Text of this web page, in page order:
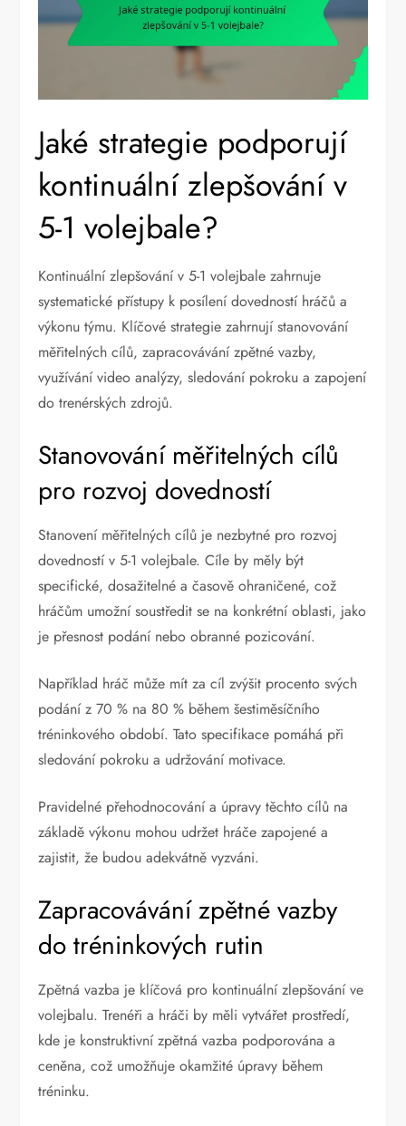
Jaké strategie podporují
kontinuální zlepšování v
5-1 volejbale?
Kontinuální zlepšování v 5-1 volejbale zahrnuje
systematické přístupy k posílení dovedností hráčů a
výkonu týmu. Klíčové strategie zahrnují stanovování
měřitelných cílů, zapracovávání zpětné vazby,
využívání video analýzy, sledování pokroku a zapojení
do trenérských zdrojů.
Stanovování měřitelných cílů
pro rozvoj dovedností
Stanovení měřitelných cílů je nezbytné pro rozvoj
dovedností v 5-1 volejbale. Cíle by měly být
specifické, dosažitelné a časově ohraničené, což
hráčům umožní soustředit se na konkrétní oblasti, jako
je přesnost podání nebo obranné pozicování.
Například hráč může mít za cíl zvýšit procento svých
podání z 70 % na 80 % během šestiměsíčního
tréninkového období. Tato specifikace pomáhá při
sledování pokroku a udržování motivace.
Pravidelné přehodnocování a úpravy těchto cílů na
základě výkonu mohou udržet hráče zapojené a
zajistit, že budou adekvátně vyzváni.
Zapracovávání zpětné vazby
do tréninkových rutin
Zpětná vazba je klíčová pro kontinuální zlepšování ve
volejbalu. Trenéři a hráči by měli vytvářet prostředí,
kde je konstruktivní zpětná vazba podporována a
ceněna, což umožňuje okamžité úpravy během
tréninku.